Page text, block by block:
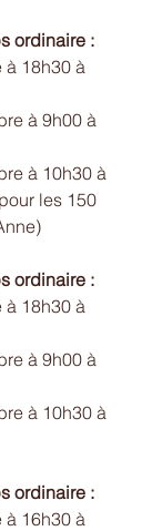
ordinaire :
à 18h30 à
à 9h00 à
à 10h30 à
les 150
ordinaire :
à 18h30 à
à 9h00 à
à 10h30 à
ordinaire :
à 16h30 à